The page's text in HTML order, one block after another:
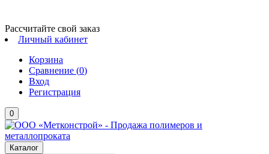
Рассчитайте свой заказ
Личный кабинет
Корзина
Сравнение (0)
Вход
Регистрация
0
Каталог